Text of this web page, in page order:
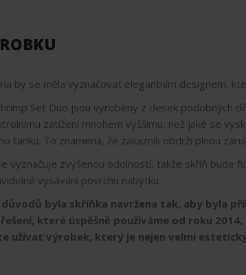
by se měla vyznačovat elegantním designem,
Set Duo jsou vyrobeny z desek
zatížení mnohem vyššímu, než jaké se
tanku. To znamená, že zákazník obdrží plnou
vyznačuje zvýšenou odolností, takže skříň bude
vysávání povrchu nábytku.
byla skříňka navržena tak, aby byla
které úspěšně používáme od roku
užívat výrobek, který je nejen velmi